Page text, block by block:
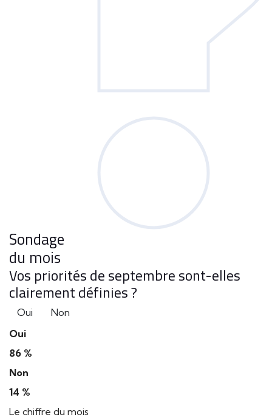
Sondage
du mois
Vos priorités de septembre sont-elles
clairement définies ?
Oui
Non
Oui
86 %
Non
14 %
Le chiffre du mois